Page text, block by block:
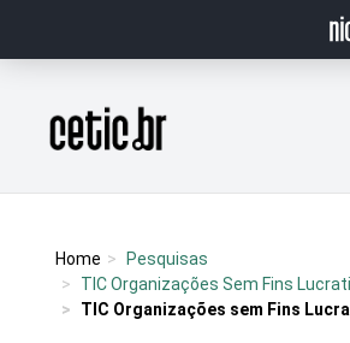
Página inicial
Home
Pesquisas
TIC Organizações Sem Fins
TIC Organizações sem Fins